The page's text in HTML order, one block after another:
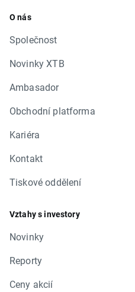
O nás
Společnost
Novinky XTB
Ambasador
Obchodní platforma
Kariéra
Kontakt
Tiskové oddělení
Vztahy s investory
Novinky
Reporty
Ceny akcií